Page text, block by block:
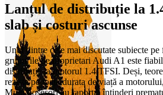
Lanțul de distribuție la
slab și costuri ascunse
Unul dintre cele mai discutate subiecte
grupurile de proprietari Audi A1 este
distribuție la motorul 1.4 TFSI. Deși,
reziste pe toată durata de viață a
Mulți posesori au raportat întinderi